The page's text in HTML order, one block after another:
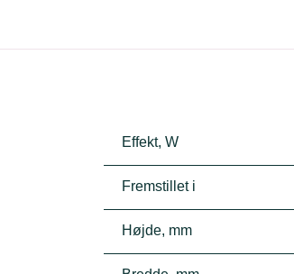
Effekt, W
Fremstillet i
Højde, mm